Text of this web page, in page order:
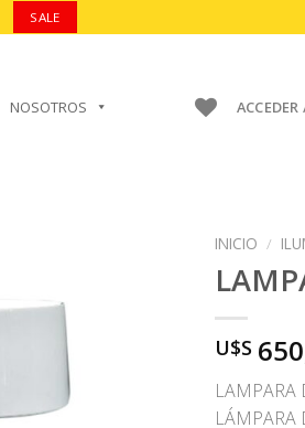
SALE
NOSOTROS
AÑADIR A
FAVORITOS
INICIO /
U$S
LAMPARA
LÁMPARA